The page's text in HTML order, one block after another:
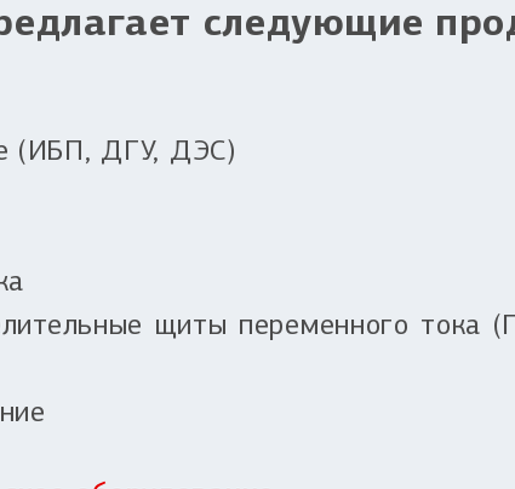
следующие
(ИБП, ДГУ, ДЭС)
щиты переменного